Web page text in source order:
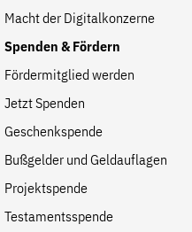
Macht der Digitalkonzerne
Spenden & Fördern
Fördermitglied werden
Jetzt Spenden
Geschenkspende
Bußgelder und Geldauflagen
Projektspende
Testamentsspende